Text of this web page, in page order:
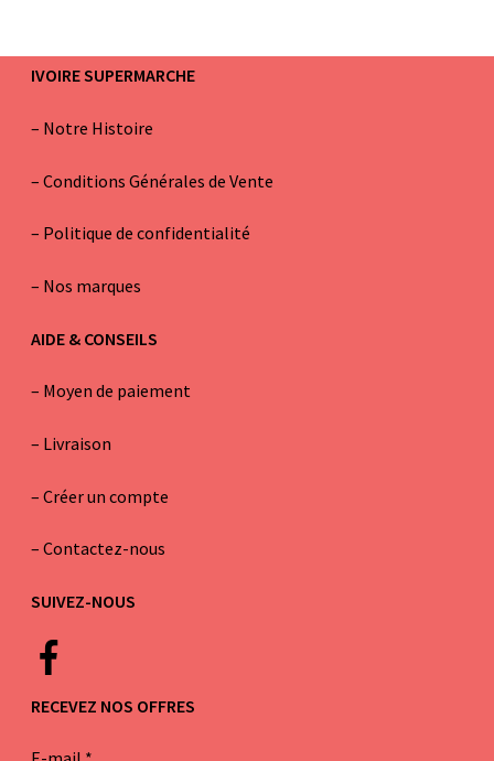
IVOIRE SUPERMARCHE
– Notre Histoire
– Conditions Générales de Vente
– Politique de confidentialité
– Nos marques
AIDE & CONSEILS
– Moyen de paiement
– Livraison
– Créer un compte
– Contactez-nous
SUIVEZ-NOUS
RECEVEZ NOS OFFRES